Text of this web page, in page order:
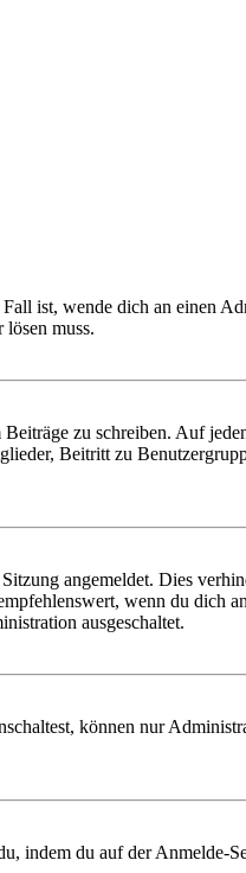
ist, wende dich an einen
muss.
zu schreiben. Auf
Beitritt zu
angemeldet. Dies
wenn du dich
ausgeschaltet.
können nur
indem du auf der Anmelde-